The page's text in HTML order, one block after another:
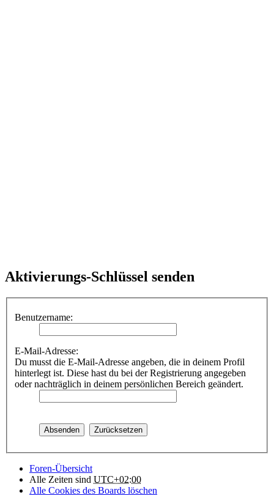
Aktivierungs-Schlüssel senden
Benutzername:
E-Mail-Adresse:
Du musst die E-Mail-Adresse angeben, die in deinem Profil
hinterlegt ist. Diese hast du bei der Registrierung angegeben
oder nachträglich in deinem persönlichen Bereich geändert.
Foren-Übersicht
Alle Zeiten sind UTC+02:00
Alle Cookies des Boards löschen